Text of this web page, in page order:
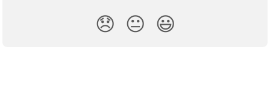
😞 😐 😃